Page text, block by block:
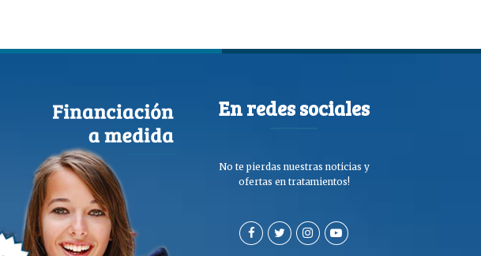
En redes sociales
No te pierdas nuestras noticias y
ofertas en tratamientos!